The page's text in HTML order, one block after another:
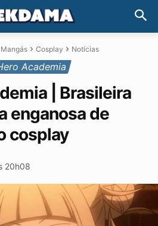
Cosplay Notícias
Academia
| Brasileira
enganosa de
cosplay
20h08